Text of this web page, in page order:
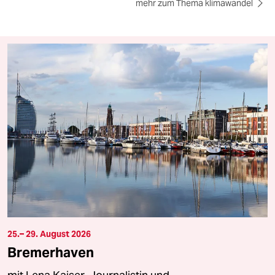
mehr zum Thema klimawandel
25.– 29. August 2026
Bremerhaven